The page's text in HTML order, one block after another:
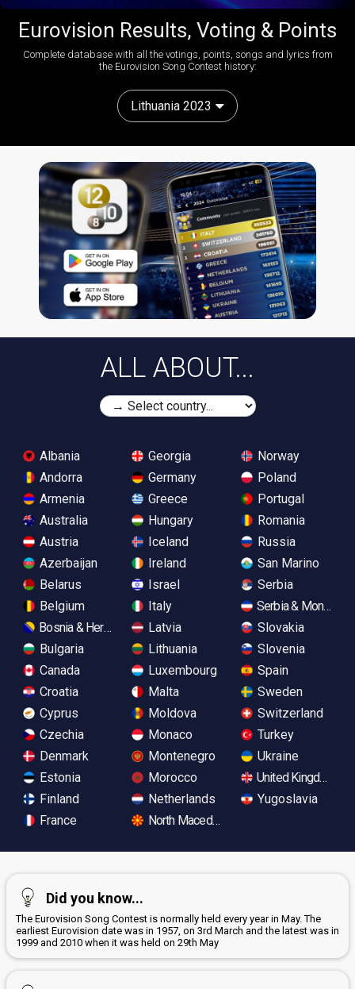
Eurovision Results, Voting & Points
Complete database with all the votings, points, songs and lyrics from
the Eurovision Song Contest history:
Lithuania 2023
ALL ABOUT...
Albania
Andorra
Armenia
Australia
Austria
Azerbaijan
Belarus
Belgium
Bosnia & Herzegovina
Bulgaria
Canada
Croatia
Cyprus
Czechia
Denmark
Estonia
Finland
France
Georgia
Germany
Greece
Hungary
Iceland
Ireland
Israel
Italy
Latvia
Lithuania
Luxembourg
Malta
Moldova
Monaco
Montenegro
Morocco
Netherlands
North Macedonia
Norway
Poland
Portugal
Romania
Russia
San Marino
Serbia
Serbia &
Slovakia
Slovenia
Spain
Sweden
Switzerland
Turkey
Ukraine
United Kingdom
Yugoslavia
Did you know...
The Eurovision Song Contest is normally held every year in May. The
earliest Eurovision date was in 1957, on 3rd March and the latest was in
1999 and 2010 when it was held on 29th May